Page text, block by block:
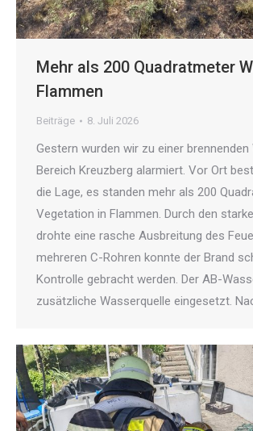
Mehr als 200 Quadratmeter
Flammen
Beiträge 8. Juli 2026
Gestern wurden wir zu einer brennenden
Bereich Kreuzberg alarmiert. Vor Ort
die Lage, es standen mehr als 200
Vegetation in Flammen. Durch den
drohte eine rasche Ausbreitung des
mehreren C-Rohren konnte der Brand
Kontrolle gebracht werden. Der AB-
zusätzliche Wasserquelle eingesetzt.